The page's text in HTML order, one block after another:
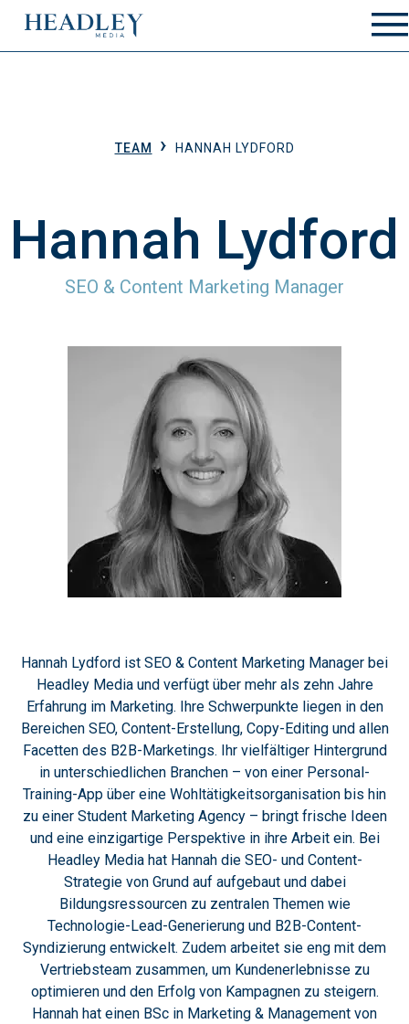
TEAM › HANNAH LYDFORD
Hannah Lydford
SEO & Content Marketing Manager
Hannah Lydford ist SEO & Content Marketing Manager bei
Headley Media und verfügt über mehr als zehn Jahre
Erfahrung im Marketing. Ihre Schwerpunkte liegen in den
Bereichen SEO, Content-Erstellung, Copy-Editing und allen
Facetten des B2B-Marketings. Ihr vielfältiger Hintergrund
in unterschiedlichen Branchen – von einer Personal-
Training-App über eine Wohltätigkeitsorganisation bis hin
zu einer Student Marketing Agency – bringt frische Ideen
und eine einzigartige Perspektive in ihre Arbeit ein. Bei
Headley Media hat Hannah die SEO- und Content-
Strategie von Grund auf aufgebaut und dabei
Bildungsressourcen zu zentralen Themen wie
Technologie-Lead-Generierung und B2B-Content-
Syndizierung entwickelt. Zudem arbeitet sie eng mit dem
Vertriebsteam zusammen, um Kundenerlebnisse zu
optimieren und den Erfolg von Kampagnen zu steigern.
Hannah hat einen BSc in Marketing & Management von